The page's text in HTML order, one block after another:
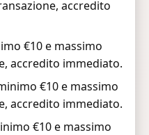
accredito
€10 e massimo
accredito immediato.
€10 e massimo
accredito immediato.
€10 e massimo